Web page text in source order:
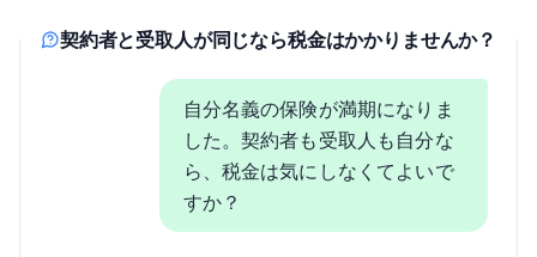
契約者と受取人が同じなら税金はかかりませんか？
自分名義の保険が満期になりま
した。契約者も受取人も自分な
ら、税金は気にしなくてよいで
すか？